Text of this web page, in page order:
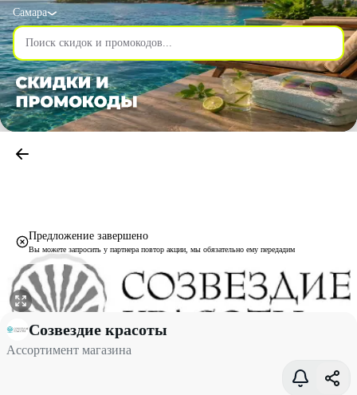
Самара
Предложение завершено
Вы можете запросить у партнера повтор акции, мы обязательно ему передадим
Ассортимент магазина со скидкой до 20% - Созвездие красоты
Созвездие красоты
Ассортимент магазина